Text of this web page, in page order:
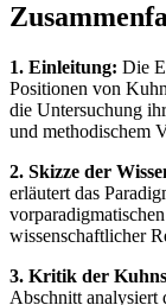
1. Einleitung: Die
Positionen von
die Untersuchung
und methodischem
2. Skizze der
erläutert das
wissenschaftlicher
3. Kritik der
Abschnitt analysiert